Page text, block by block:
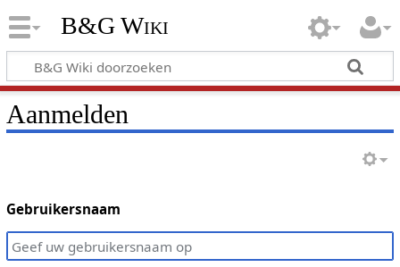
B&G Wiki
Aanmelden
Gebruikersnaam